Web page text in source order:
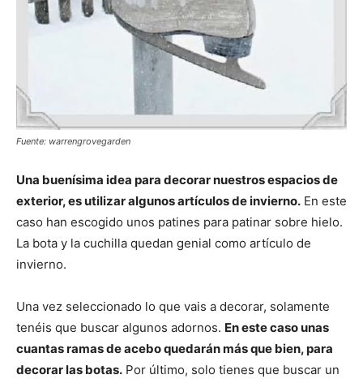
Fuente: warrengrovegarden
Una buenísima idea para decorar nuestros espacios de
exterior, es utilizar algunos artículos de invierno. En este
caso han escogido unos patines para patinar sobre hielo.
La bota y la cuchilla quedan genial como artículo de
invierno.
Una vez seleccionado lo que vais a decorar, solamente
tenéis que buscar algunos adornos. En este caso unas
cuantas ramas de acebo quedarán más que bien, para
decorar las botas. Por último, solo tienes que buscar un